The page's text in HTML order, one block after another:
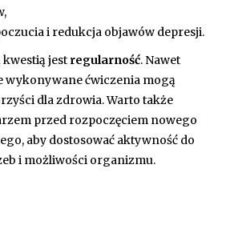
i redukcja objawów depresji.
kwestią jest regularność. Nawet
wykonywane ćwiczenia mogą
dla zdrowia. Warto także
przed rozpoczęciem nowego
aby dostosować aktywność do
i możliwości organizmu.